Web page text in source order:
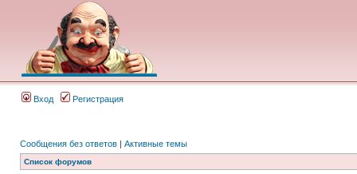
Вход Регистрация
Сообщения без ответов | Активные темы
Список форумов